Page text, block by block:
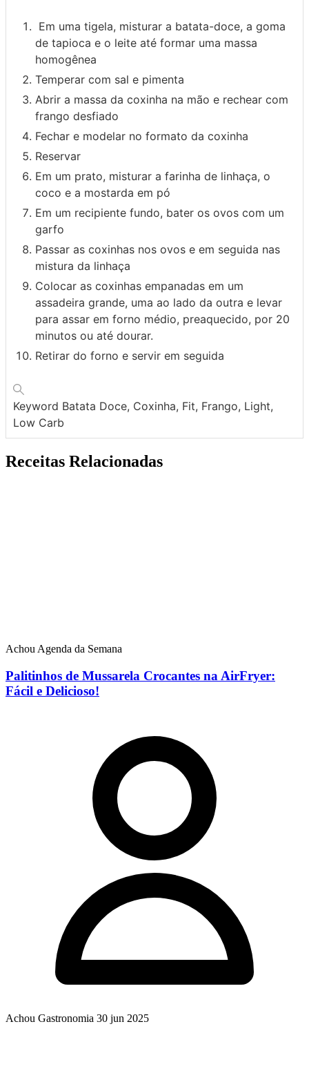
Em uma tigela, misturar a batata-doce, a goma
de tapioca e o leite até formar uma massa
homogênea
Temperar com sal e pimenta
Abrir a massa da coxinha na mão e rechear com
frango desfiado
Fechar e modelar no formato da coxinha
Reservar
Em um prato, misturar a farinha de linhaça, o
coco e a mostarda em pó
Em um recipiente fundo, bater os ovos com um
garfo
Passar as coxinhas nos ovos e em seguida nas
mistura da linhaça
Colocar as coxinhas empanadas em um
assadeira grande, uma ao lado da outra e levar
para assar em forno médio, preaquecido, por 20
minutos ou até dourar.
Retirar do forno e servir em seguida
Keyword Batata Doce, Coxinha, Fit, Frango, Light,
Low Carb
Receitas Relacionadas
Achou Agenda da Semana
Palitinhos de Mussarela Crocantes na AirFryer:
Fácil e Delicioso!
Achou Gastronomia 30 jun 2025